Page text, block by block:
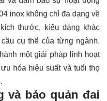
inox không chỉ đa dạng về
thước, kiểu dáng khác
cụ thể của từng ngành.
một giải pháp linh hoạt
hóa hiệu suất và tuổi thọ
và bảo quản đai